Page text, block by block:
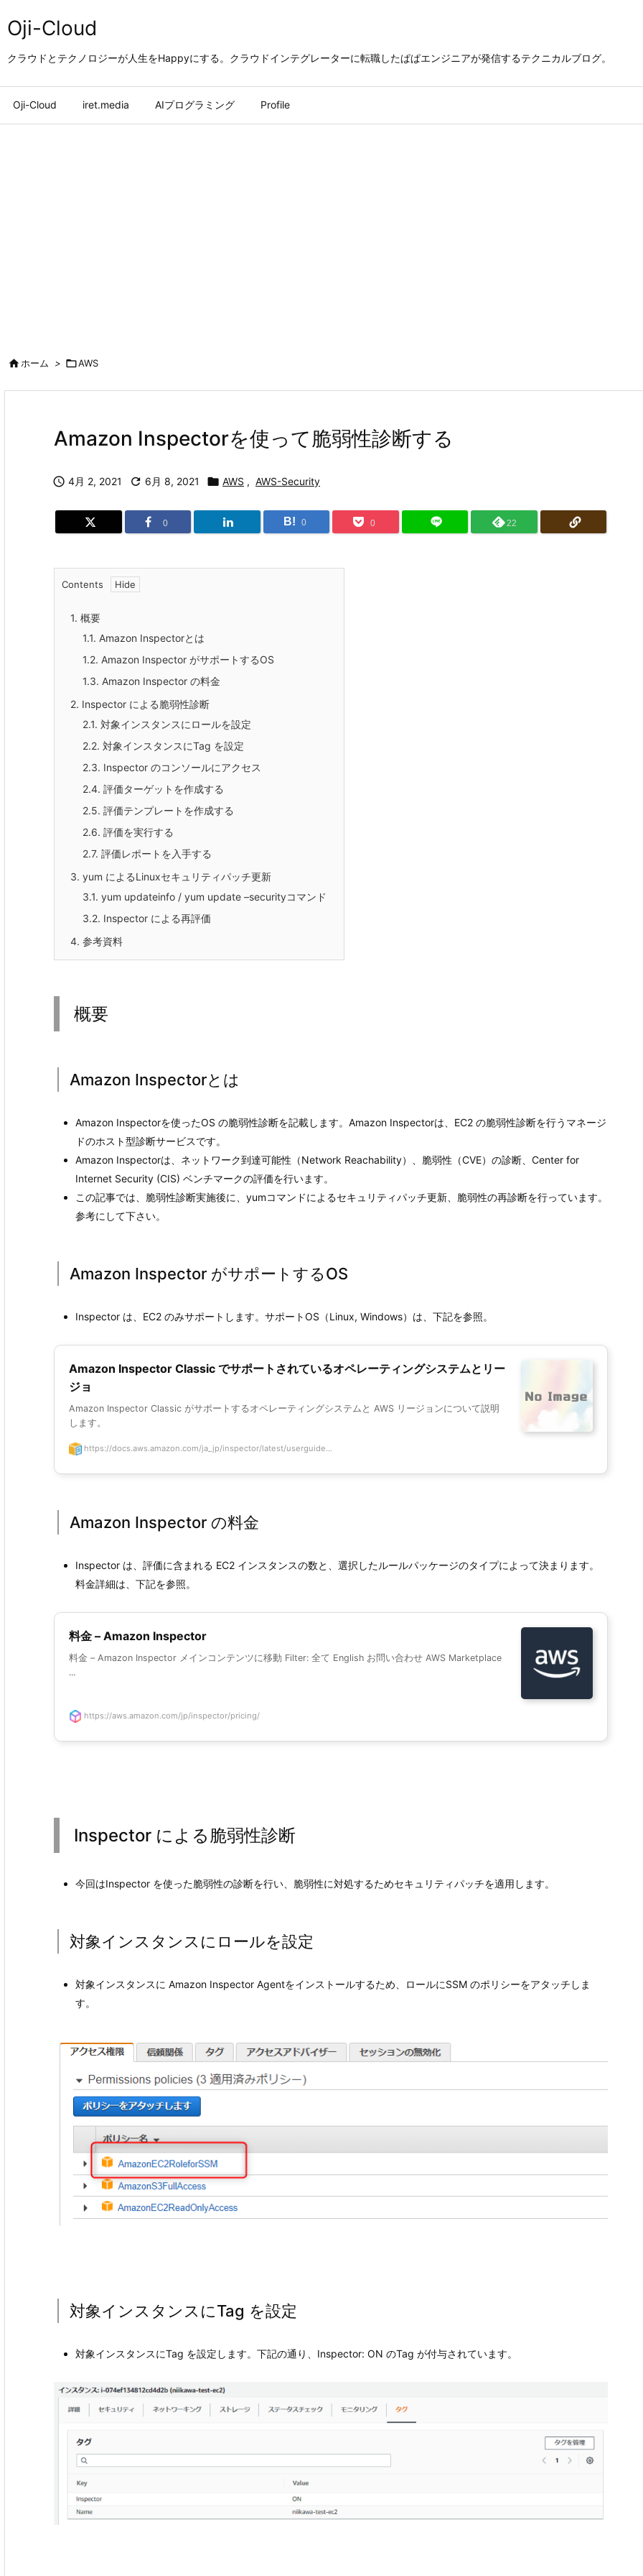
Oji-Cloud
クラウドとテクノロジーが人生をHappyにする。クラウドインテグレーターに転職したぱぱエンジニアが発信するテクニカルブログ。
Oji-Cloud iret.media AIプログラミング Profile
ホーム > AWS
Amazon Inspectorを使って脆弱性診断する
 4月 2, 2021  6月 8, 2021  AWS , AWS-Security
0 B! 0 0 22
Contents
1. 概要
1.1. Amazon Inspectorとは
1.2. Amazon Inspector がサポートするOS
1.3. Amazon Inspector の料金
2. Inspector による脆弱性診断
2.1. 対象インスタンスにロールを設定
2.2. 対象インスタンスにTag を設定
2.3. Inspector のコンソールにアクセス
2.4. 評価ターゲットを作成する
2.5. 評価テンプレートを作成する
2.6. 評価を実行する
2.7. 評価レポートを入手する
3. yum によるLinuxセキュリティパッチ更新
3.1. yum updateinfo / yum update –securityコマンド
3.2. Inspector による再評価
4. 参考資料
概要
Amazon Inspectorとは
Amazon Inspectorを使ったOS の脆弱性診断を記載します。Amazon Inspectorは、EC2 の脆弱性診断を行うマネージ
ドのホスト型診断サービスです。
Amazon Inspectorは、ネットワーク到達可能性（Network Reachability）、脆弱性（CVE）の診断、Center for
Internet Security (CIS) ベンチマークの評価を行います。
この記事では、脆弱性診断実施後に、yumコマンドによるセキュリティパッチ更新、脆弱性の再診断を行っています。
参考にして下さい。
Amazon Inspector がサポートするOS
Inspector は、EC2 のみサポートします。サポートOS（Linux, Windows）は、下記を参照。
Amazon Inspector Classic でサポートされているオペレーティングシステムとリー
ジョ
Amazon Inspector Classic がサポートするオペレーティングシステムと AWS リージョンについて説明
します。
https://docs.aws.amazon.com/ja_jp/inspector/latest/userguide...
Amazon Inspector の料金
Inspector は、評価に含まれる EC2 インスタンスの数と、選択したルールパッケージのタイプによって決まります。
料金詳細は、下記を参照。
料金 – Amazon Inspector
料金 – Amazon Inspector メインコンテンツに移動 Filter: 全て English お問い合わせ AWS Marketplace
...
https://aws.amazon.com/jp/inspector/pricing/
Inspector による脆弱性診断
今回はInspector を使った脆弱性の診断を行い、脆弱性に対処するためセキュリティパッチを適用します。
対象インスタンスにロールを設定
対象インスタンスに Amazon Inspector Agentをインストールするため、ロールにSSM のポリシーをアタッチしま
す。
対象インスタンスにTag を設定
対象インスタンスにTag を設定します。下記の通り、Inspector: ON のTag が付与されています。